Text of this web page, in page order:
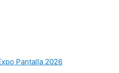
Pantalla 2026